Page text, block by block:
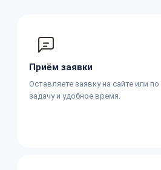
Приём заявки
Оставляете заявку на сайте или
задачу и удобное время.